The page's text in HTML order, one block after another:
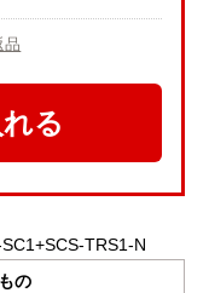
品
る
TRS1-N
の